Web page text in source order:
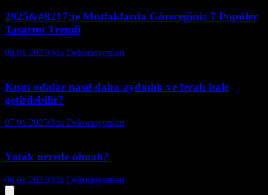
2025&#8217;te Mutfaklarda Göreceğiniz 7 Popüler
Tasarım Trendi
08.01.2025Oda Dekorasyonları
Kışın odalar nasıl daha aydınlık ve ferah hale
getirilebilir?
07.01.2025Oda Dekorasyonları
Yatak nerede olmalı?
06.01.2025Oda Dekorasyonları